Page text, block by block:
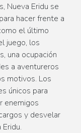
Nueva Eridu se
hacer frente a
el último
juego, los
una ocupación
a aventureros
motivos. Los
únicos para
enemigos
y desvelar